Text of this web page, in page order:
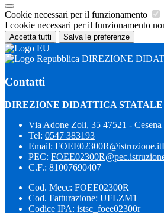
Cookie necessari per il funzionamento
I cookie necessari per il funzionamento
Accetta tutti Salva le preferenze
DIREZIONE
Contatti
DIREZIONE DIDATTICA
Via Adone Zoli, 35 47521 -
Tel: 0547 383193
Email: FOEE02300R@istruzione.it
PEC:
C.F.: 81007690407
Cod. Mecc: FOEE02300R
Cod. Fatturazione: UFLZM1
Codice IPA: istsc_foee02300r